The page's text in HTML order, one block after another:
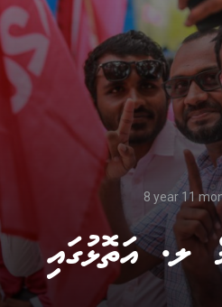
8 year 11
އަތޮޅުގައި